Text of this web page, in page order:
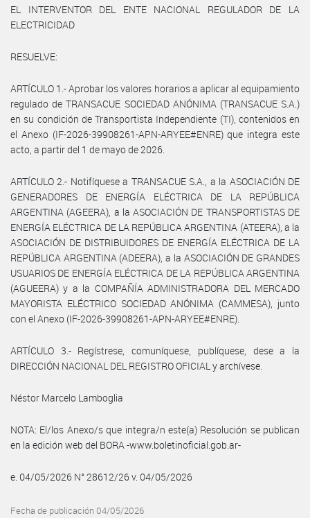
EL INTERVENTOR DEL ENTE NACIONAL REGULADOR DE LA
ELECTRICIDAD
RESUELVE:
ARTÍCULO 1.- Aprobar los valores horarios a aplicar al equipamiento
regulado de TRANSACUE SOCIEDAD ANÓNIMA (TRANSACUE S.A.)
en su condición de Transportista Independiente (TI), contenidos en
el Anexo (IF-2026-39908261-APN-ARYEE#ENRE) que integra este
acto, a partir del 1 de mayo de 2026.
ARTÍCULO 2.- Notifíquese a TRANSACUE S.A., a la ASOCIACIÓN DE
GENERADORES DE ENERGÍA ELÉCTRICA DE LA REPÚBLICA
ARGENTINA (AGEERA), a la ASOCIACIÓN DE TRANSPORTISTAS DE
ENERGÍA ELÉCTRICA DE LA REPÚBLICA ARGENTINA (ATEERA), a la
ASOCIACIÓN DE DISTRIBUIDORES DE ENERGÍA ELÉCTRICA DE LA
REPÚBLICA ARGENTINA (ADEERA), a la ASOCIACIÓN DE GRANDES
USUARIOS DE ENERGÍA ELÉCTRICA DE LA REPÚBLICA ARGENTINA
(AGUEERA) y a la COMPAÑÍA ADMINISTRADORA DEL MERCADO
MAYORISTA ELÉCTRICO SOCIEDAD ANÓNIMA (CAMMESA), junto
con el Anexo (IF-2026-39908261-APN-ARYEE#ENRE).
ARTÍCULO 3.- Regístrese, comuníquese, publíquese, dese a la
DIRECCIÓN NACIONAL DEL REGISTRO OFICIAL y archívese.
Néstor Marcelo Lamboglia
NOTA: El/los Anexo/s que integra/n este(a) Resolución se publican
en la edición web del BORA -www.boletinoficial.gob.ar-
e. 04/05/2026 N° 28612/26 v. 04/05/2026
Fecha de publicación 04/05/2026